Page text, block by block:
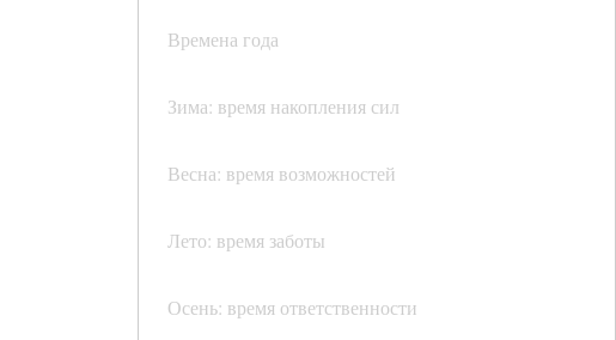
Времена года
Зима: время накопления сил
Весна: время возможностей
Лето: время заботы
Осень: время ответственности